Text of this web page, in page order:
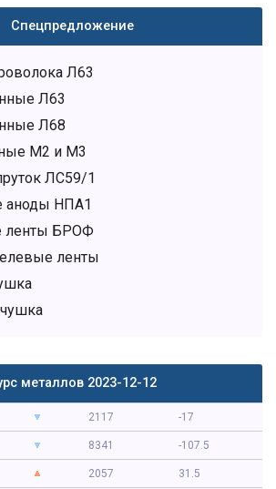
Спецпредложение
Л63
Л63
Л68
М2 и М3
ЛС59/1
аноды НПА1
ленты БРОФ
ленты
металлов 2023-12-12
2117 -17
8341 -107.5
2057 31.5